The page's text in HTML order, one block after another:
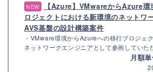
NEW
【Azure】VMwareからAzure環
ロジェクトにおける新環境のネットワ
AVS基盤の設計構築案件
・VMware環境からAzureへの移行プロジェク
ネットワークエンジニアとして参画していた
月額